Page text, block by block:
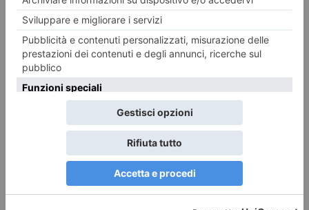
Una selezione di laboratori, degustazioni e cene da vivere nel centro di
Torino dal 24 al